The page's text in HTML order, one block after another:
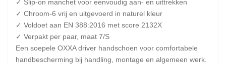
✓ Slip-on manchet voor eenvoudig aan- en uittrekken
✓ Chroom-6 vrij en uitgevoerd in naturel kleur
✓ Voldoet aan EN 388:2016 met score 2132X
✓ Verpakt per paar, maat 7/S
Een soepele OXXA driver handschoen voor comfortabele
handbescherming bij handling, montage en algemeen werk.